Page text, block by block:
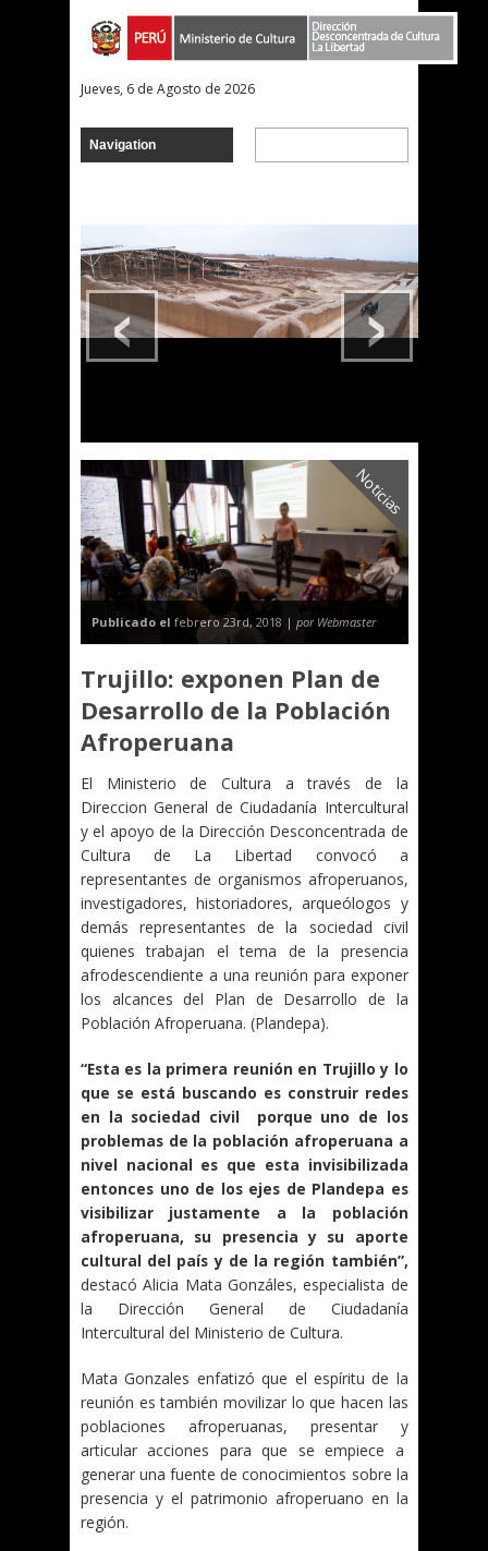
Jueves, 6 de Agosto de 2026
›
‹
Noticias
Publicado el febrero 23rd, 2018 | por Webmaster
Trujillo: exponen Plan de
Desarrollo de la Población
Afroperuana
El Ministerio de Cultura a través de la
Direccion General de Ciudadanía Intercultural
y el apoyo de la Dirección Desconcentrada de
Cultura de La Libertad convocó a
representantes de organismos afroperuanos,
investigadores, historiadores, arqueólogos y
demás representantes de la sociedad civil
quienes trabajan el tema de la presencia
afrodescendiente a una reunión para exponer
los alcances del Plan de Desarrollo de la
Población Afroperuana. (Plandepa).
“Esta es la primera reunión en Trujillo y lo
que se está buscando es construir redes
en la sociedad civil porque uno de los
problemas de la población afroperuana a
nivel nacional es que esta invisibilizada
entonces uno de los ejes de Plandepa es
visibilizar justamente a la población
afroperuana, su presencia y su aporte
cultural del país y de la región también”,
destacó Alicia Mata Gonzáles, especialista de
la Dirección General de Ciudadanía
Intercultural del Ministerio de Cultura.
Mata Gonzales enfatizó que el espíritu de la
reunión es también movilizar lo que hacen las
poblaciones afroperuanas, presentar y
articular acciones para que se empiece a
generar una fuente de conocimientos sobre la
presencia y el patrimonio afroperuano en la
región.